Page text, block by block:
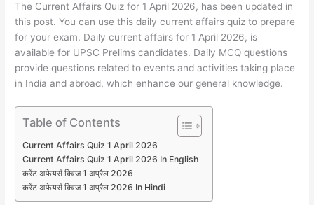
b
o
o
k
A
p
p
a
m
e
n
g
er
Li
n
k
The Current Affairs Quiz for 1 April 2026, has been updated in
this post. You can use this daily current affairs quiz to prepare
for your exam. Daily current affairs for 1 April 2026, is
available for UPSC Prelims candidates. Daily MCQ questions
provide questions related to events and activities taking place
in India and abroad, which enhance our general knowledge.
Table of Contents
Current Affairs Quiz 1 April 2026
Current Affairs Quiz 1 April 2026 In English
करेंट अफेयर्स क्विज 1 अप्रैल 2026
करेंट अफेयर्स क्विज 1 अप्रैल 2026 In Hindi